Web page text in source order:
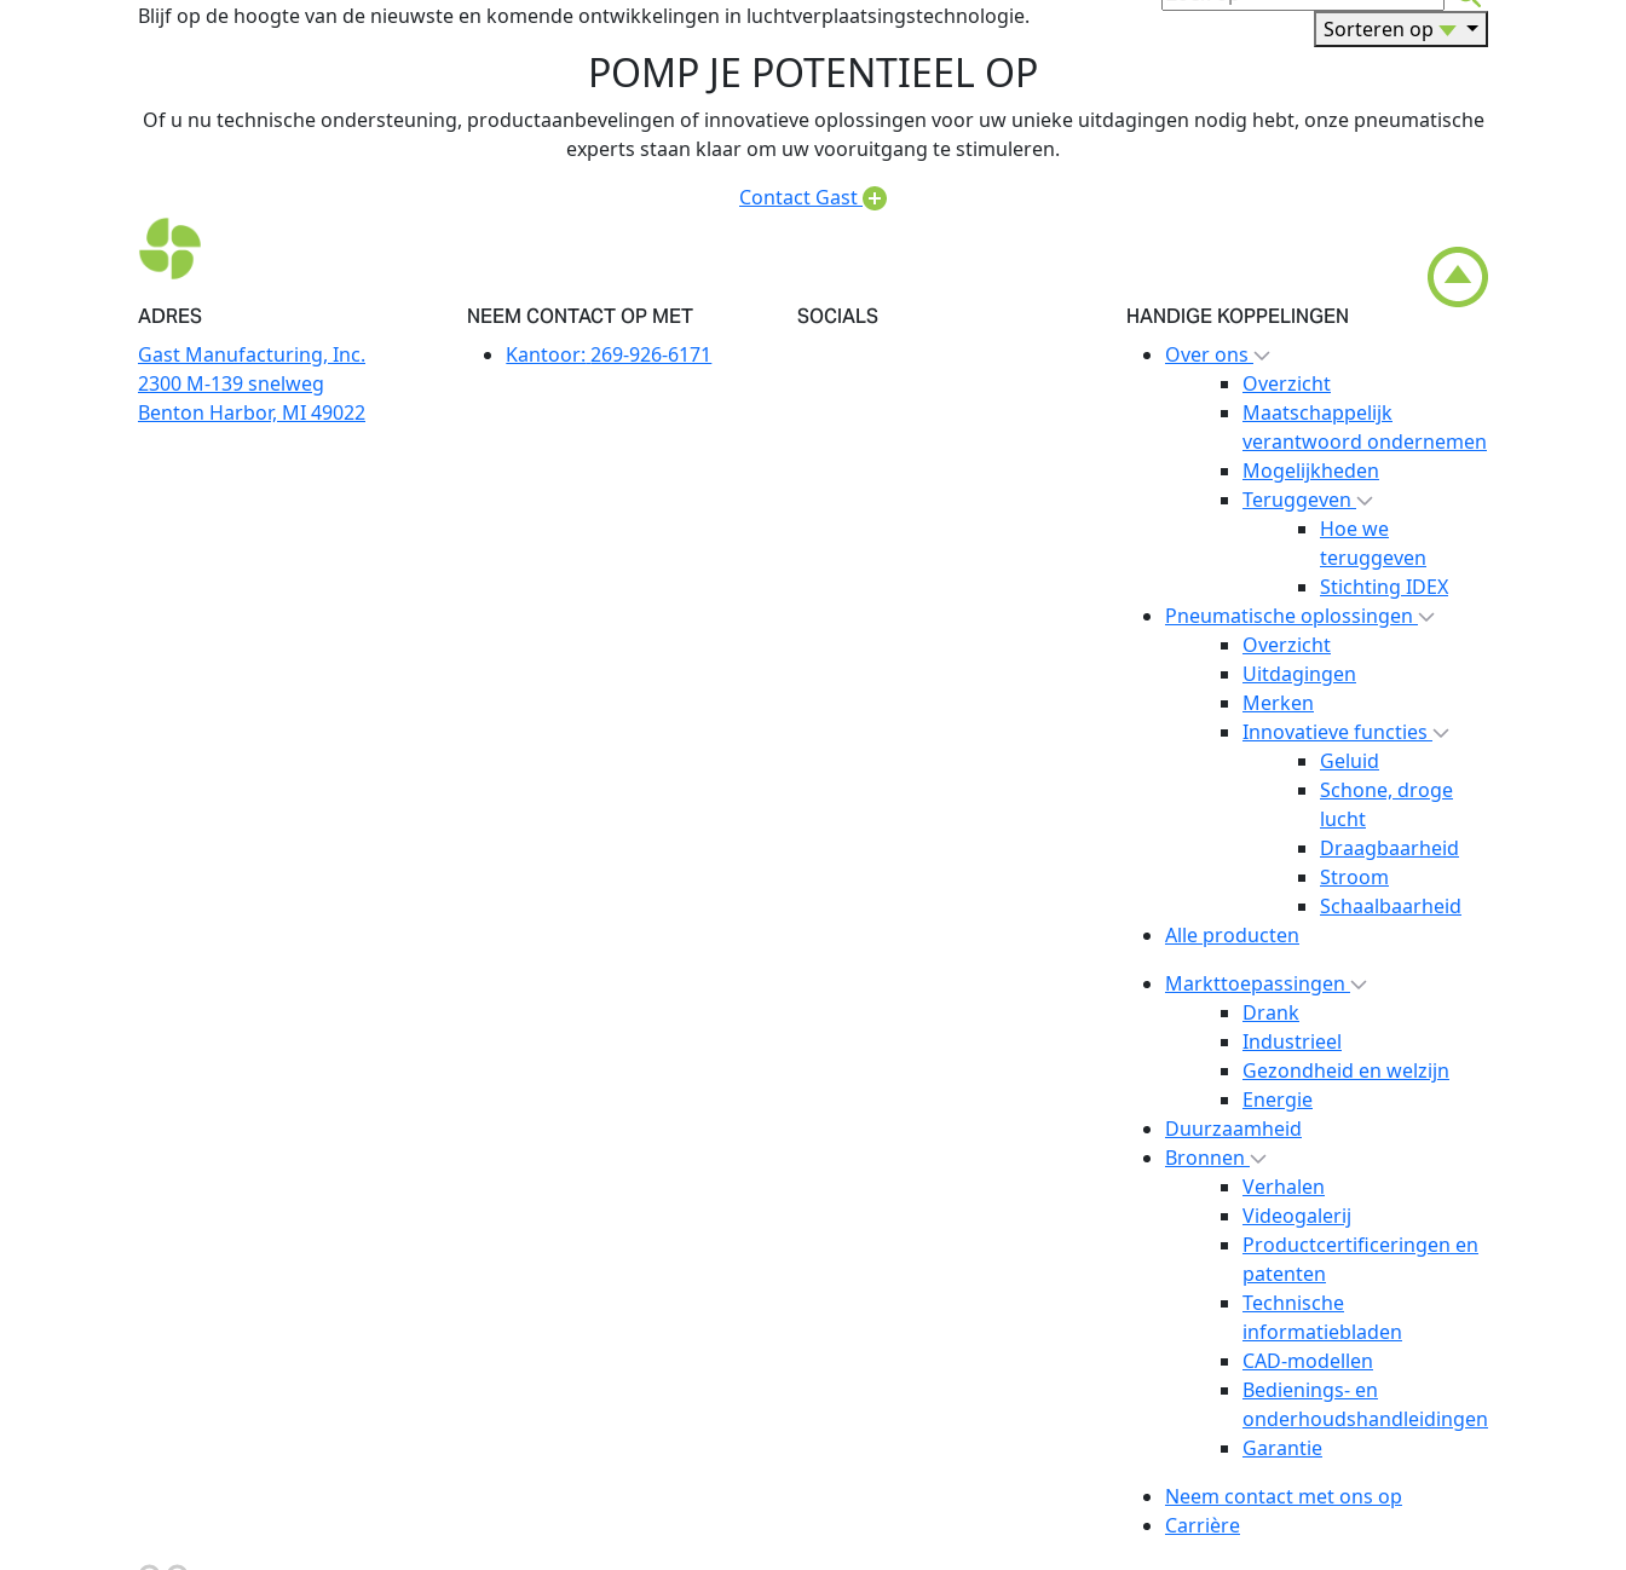
Blijf op de hoogte van de nieuwste en komende ontwikkelingen in luchtverplaatsingstechnologie.
Sorteren op
POMP JE POTENTIEEL OP
Of u nu technische ondersteuning, productaanbevelingen of innovatieve oplossingen voor uw unieke uitdagingen nodig hebt, onze pneumatische
experts staan klaar om uw vooruitgang te stimuleren.
Contact Gast
ADRES
Gast Manufacturing, Inc.
2300 M-139 snelweg
Benton Harbor, MI 49022
NEEM CONTACT OP MET
Kantoor: 269-926-6171
SOCIALS HANDIGE KOPPELINGEN
Over ons
Overzicht
Maatschappelijk
verantwoord ondernemen
Mogelijkheden
Teruggeven
Hoe we
teruggeven
Stichting IDEX
Pneumatische oplossingen
Overzicht
Uitdagingen
Merken
Innovatieve functies
Geluid
Schone, droge
lucht
Draagbaarheid
Stroom
Schaalbaarheid
Alle producten
Markttoepassingen
Drank
Industrieel
Gezondheid en welzijn
Energie
Duurzaamheid
Bronnen
Verhalen
Videogalerij
Productcertificeringen en
patenten
Technische
informatiebladen
CAD-modellen
Bedienings- en
onderhoudshandleidingen
Garantie
Neem contact met ons op
Carrière